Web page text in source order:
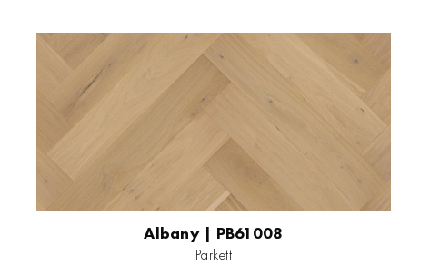
Albany | PB61008
Parkett